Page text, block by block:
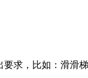
求，比如：滑滑